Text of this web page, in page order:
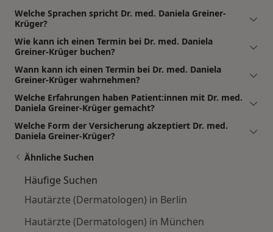
Welche Sprachen spricht Dr. med. Daniela Greiner-
Krüger?
Wie kann ich einen Termin bei Dr. med. Daniela
Greiner-Krüger buchen?
Wann kann ich einen Termin bei Dr. med. Daniela
Greiner-Krüger wahrnehmen?
Welche Erfahrungen haben Patient:innen mit Dr. med.
Daniela Greiner-Krüger gemacht?
Welche Form der Versicherung akzeptiert Dr. med.
Daniela Greiner-Krüger?
Ähnliche Suchen
Häufige Suchen
Hautärzte (Dermatologen) in Berlin
Hautärzte (Dermatologen) in München